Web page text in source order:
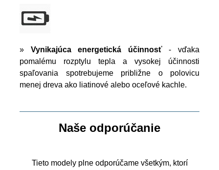
» Vynikajúca energetická účinnosť- vďaka
pomalému rozptylu tepla a vysokej účinnosti
spaľovania spotrebujeme približne o polovicu
menej dreva ako liatinové alebo oceľové kachle.
Naše odporúčanie
Tieto modely plne odporúčame všetkým, ktorí